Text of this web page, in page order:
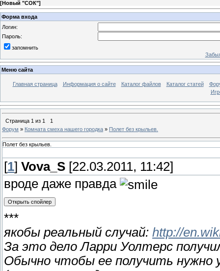
[Новый "СОК"]
Форма входа
Логин:
Пароль:
запомнить
Меню сайта
Главная страница Информация о сайте Каталог файлов Каталог статей
Страница 1 из 1
1
Форум » Комната смеха нашего городка » Полет без крыльев.
Полет без крыльев.
[1] Vova_S [22.03.2011, 11:42]
вроде даже правда
***
якобы реальный случай: http://
За это дело Ларри Уолтерс
Обычно чтобы ее получить нужно